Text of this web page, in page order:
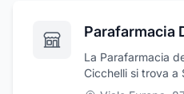
La Parafarmacia
Cicchelli si trova a
Sant'Arcangelo, in